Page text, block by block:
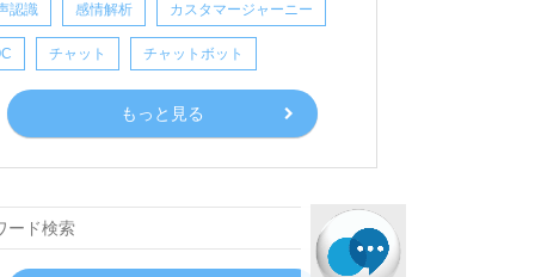
認識 感情解析 カスタマージャーニー
チャット チャットボット
もっと見る